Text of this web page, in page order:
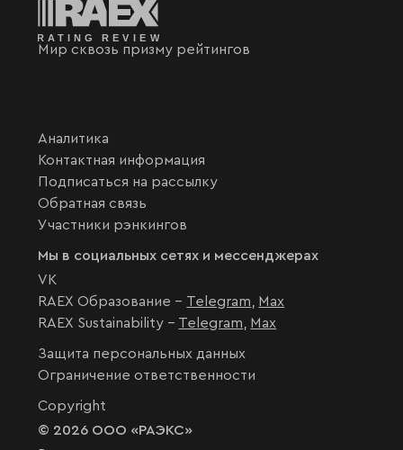
Мир сквозь призму рейтингов
Аналитика
Контактная информация
Подписаться на рассылку
Обратная связь
Участники рэнкингов
Мы в социальных сетях и мессенджерах
VK
RAEX Образование – Telegram
Max
RAEX Sustainability – Telegram Max
Защита персональных данных
Ограничение ответственности
Copyright
© 2026 ООО «РАЭКС»